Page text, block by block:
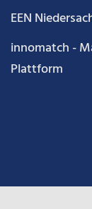
EEN
innomatch -
Plattform